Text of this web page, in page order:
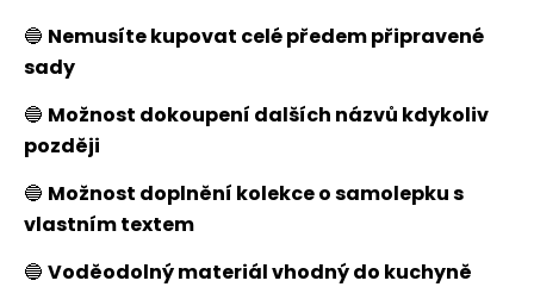
🔵 Nemusíte kupovat celé předem připravené
sady
🔵 Možnost dokoupení dalších názvů kdykoliv
později
🔵 Možnost doplnění kolekce o samolepku s
vlastním textem
🔵 Voděodolný materiál vhodný do kuchyně